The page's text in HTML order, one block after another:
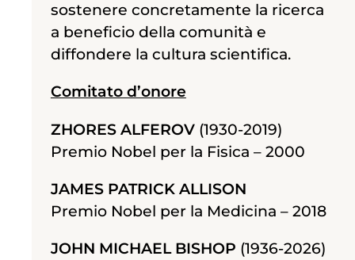
sostenere concretamente la ricerca
a beneficio della comunità e
diffondere la cultura scientifica.
Comitato d’onore
ZHORES ALFEROV(1930-2019)
Premio Nobel per la Fisica – 2000
JAMES PATRICK ALLISON
Premio Nobel per la Medicina – 2018
JOHN MICHAEL BISHOP (1936-2026)